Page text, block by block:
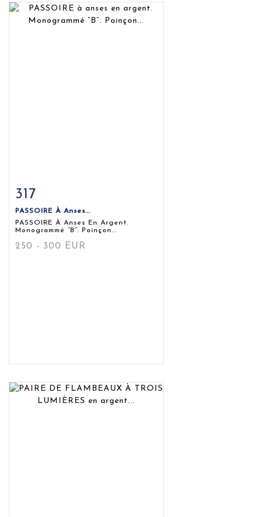
Fiche détaillée
317
PASSOIRE À Anses...
PASSOIRE À Anses En Argent.
Monogrammé ”B”. Poinçon...
250 - 300 EUR